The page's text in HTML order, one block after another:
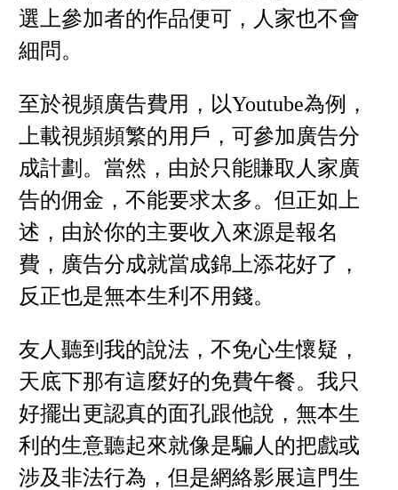
選上參加者的作品便可，人家也不會
細問。
至於視頻廣告費用，以Youtube為例，
上載視頻頻繁的用戶，可參加廣告分
成計劃。當然，由於只能賺取人家廣
告的佣金，不能要求太多。但正如上
述，由於你的主要收入來源是報名
費，廣告分成就當成錦上添花好了，
反正也是無本生利不用錢。
友人聽到我的說法，不免心生懷疑，
天底下那有這麼好的免費午餐。我只
好擺出更認真的面孔跟他說，無本生
利的生意聽起來就像是騙人的把戲或
涉及非法行為，但是網絡影展這門生